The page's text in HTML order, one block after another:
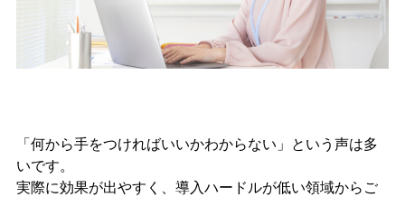
「何から手をつければいいかわからない」という声は多
いです。
実際に効果が出やすく、導入ハードルが低い領域からご